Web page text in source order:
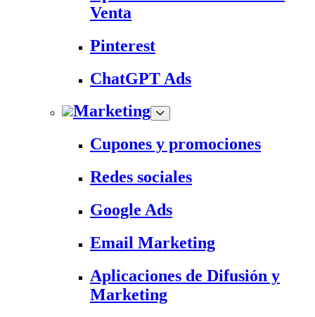
Venta
Pinterest
ChatGPT Ads
Marketing
Cupones y promociones
Redes sociales
Google Ads
Email Marketing
Aplicaciones de Difusión y
Marketing